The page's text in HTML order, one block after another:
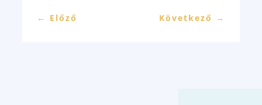
← Előző Következő →